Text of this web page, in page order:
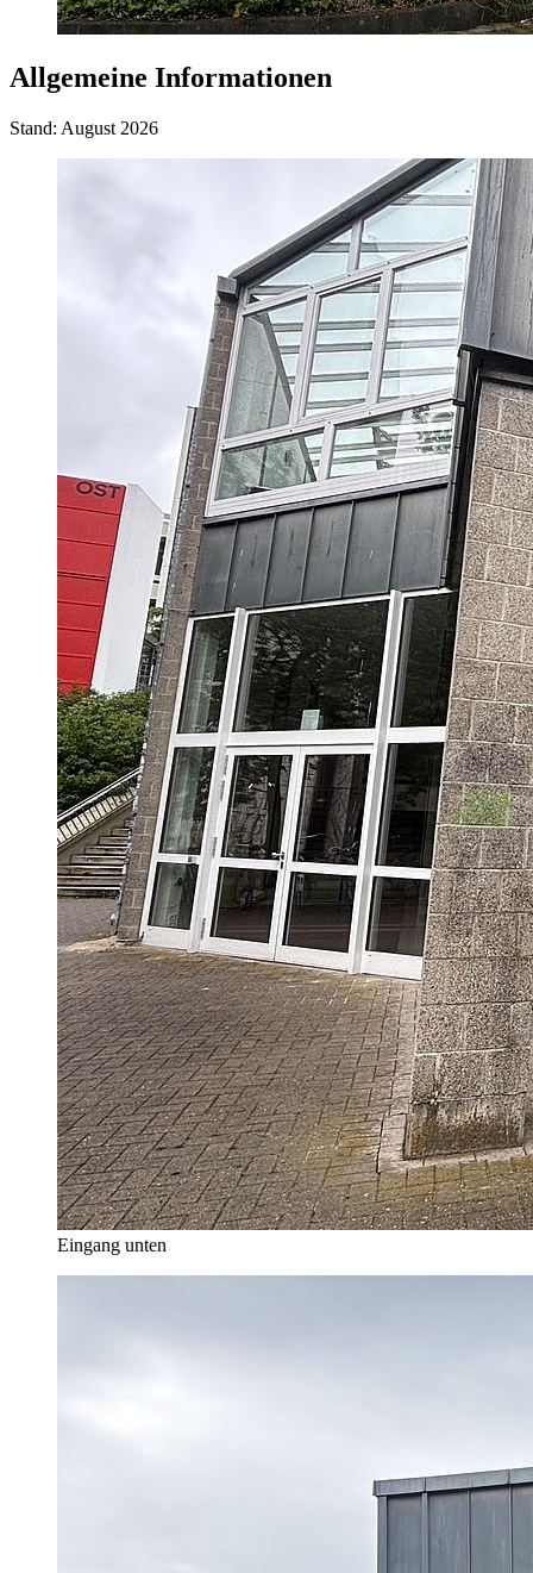
Allgemeine Informationen
Stand: August 2026
Eingang unten